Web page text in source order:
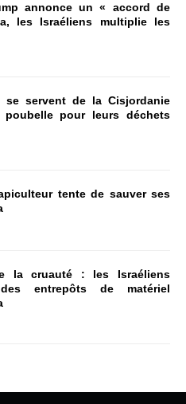
annonce un « accord de
les Israéliens multiplie les
se servent de la Cisjordanie
poubelle pour leurs déchets
tente de sauver ses
la cruauté : les Israéliens
des entrepôts de matériel